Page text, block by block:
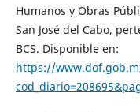
Humanos y Obras
San José del Cabo,
BCS. Disponible en:
https://